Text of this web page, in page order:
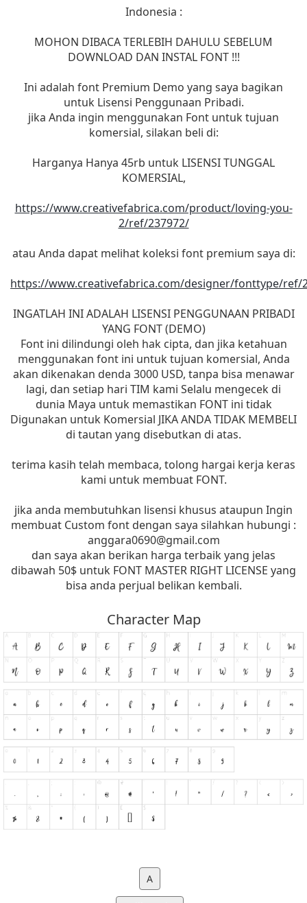
Indonesia :
MOHON DIBACA TERLEBIH DAHULU SEBELUM
DOWNLOAD DAN INSTAL FONT !!!
Ini adalah font Premium Demo yang saya bagikan
untuk Lisensi Penggunaan Pribadi.
jika Anda ingin menggunakan Font untuk tujuan
komersial, silakan beli di:
Harganya Hanya 45rb untuk LISENSI TUNGGAL
KOMERSIAL,
https://www.creativefabrica.com/product/loving-you-
2/ref/237972/
atau Anda dapat melihat koleksi font premium saya di:
https://www.creativefabrica.com/designer/fonttype/ref/
INGATLAH INI ADALAH LISENSI PENGGUNAAN PRIBADI
YANG FONT (DEMO)
Font ini dilindungi oleh hak cipta, dan jika ketahuan
menggunakan font ini untuk tujuan komersial, Anda
akan dikenakan denda 3000 USD, tanpa bisa menawar
lagi, dan setiap hari TIM kami Selalu mengecek di
dunia Maya untuk memastikan FONT ini tidak
Digunakan untuk Komersial JIKA ANDA TIDAK MEMBELI
di tautan yang disebutkan di atas.
terima kasih telah membaca, tolong hargai kerja keras
kami untuk membuat FONT.
jika anda membutuhkan lisensi khusus ataupun Ingin
membuat Custom font dengan saya silahkan hubungi :
anggara0690@gmail.com
dan saya akan berikan harga terbaik yang jelas
dibawah 50$ untuk FONT MASTER RIGHT LICENSE yang
bisa anda perjual belikan kembali.
Character Map
A